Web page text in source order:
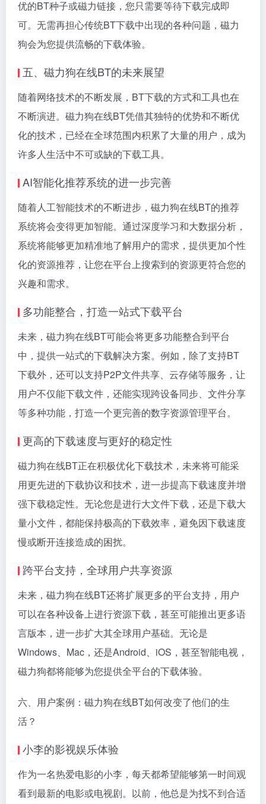
优的BT种子或磁力链接 ，您只需要等待下载完成即
可。无需再担心传统BT下载中出现的各种问题，磁力
狗会为您提供流畅的下载体验。
五、磁力狗在线BT的未来展望
随着网络技术的不断发展，BT下载的方式和工具也在
不断演进。磁力狗在线BT凭借其独特的优势和不断优
化的技术，已经在全球范围内积累了大量的用户，成为
许多人生活中不可或缺的下载工具。
AI智能化推荐系统的进一步完善
随着人工智能技术的不断进步，磁力狗在线BT的推荐
系统将会变得更加智能。通过深度学习和大数据分析，
系统将能够更加精准地了解用户的需求，提供更加个性
化的资源推荐，让您在平台上搜索到的资源更符合您的
兴趣和需求。
多功能整合，打造一站式下载平台
未来，磁力狗在线BT可能会将更多功能整合到平台
中，提供一站式的下载解决方案。例如，除了支持BT
下载外，还可以支持P2P文件共享、云存储等服务，让
用户不仅能下载文件，还能实现跨设备同步、文件分享
等多种功能，打造一个更完善的数字资源管理平台。
更高的下载速度与更好的稳定性
磁力狗在线BT正在积极优化下载技术，未来将可能采
用更先进的下载协议和技术，进一步提高下载速度并增
强下载稳定性。无论您是进行大文件下载，还是下载大
量小文件，都能保持极高的下载效率，避免因下载速度
慢或断开连接造成的困扰。
跨平台支持，全球用户共享资源
未来，磁力狗在线BT还将扩展更多的平台支持，用户
可以在各种设备上进行资源下载，甚至可能推出更多语
言版本，进一步扩大其全球用户基础。无论是
Windows、Mac，还是Android、iOS，甚至智能电视，
磁力狗都将能够为您提供全平台的下载体验。
六、用户案例：磁力狗在线BT如何改变了他们的生
活？
小李的影视娱乐体验
作为一名热爱电影的小李，每天都希望能够第一时间观
看到最新的电影或电视剧。以前，他总是为找不到合适